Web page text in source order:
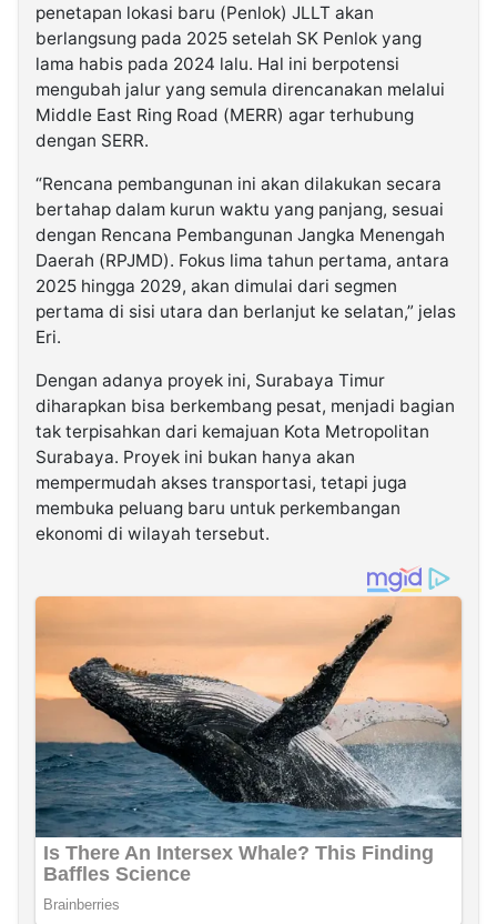
penetapan lokasi baru (Penlok) JLLT akan
berlangsung pada 2025 setelah SK Penlok yang
lama habis pada 2024 lalu. Hal ini berpotensi
mengubah jalur yang semula direncanakan melalui
Middle East Ring Road (MERR) agar terhubung
dengan SERR.
“Rencana pembangunan ini akan dilakukan secara
bertahap dalam kurun waktu yang panjang, sesuai
dengan Rencana Pembangunan Jangka Menengah
Daerah (RPJMD). Fokus lima tahun pertama, antara
2025 hingga 2029, akan dimulai dari segmen
pertama di sisi utara dan berlanjut ke selatan,” jelas
Eri.
Dengan adanya proyek ini, Surabaya Timur
diharapkan bisa berkembang pesat, menjadi bagian
tak terpisahkan dari kemajuan Kota Metropolitan
Surabaya. Proyek ini bukan hanya akan
mempermudah akses transportasi, tetapi juga
membuka peluang baru untuk perkembangan
ekonomi di wilayah tersebut.